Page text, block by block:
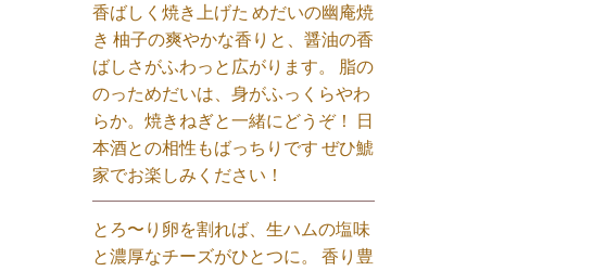
香ばしく焼き上げた めだいの幽庵焼
き 柚子の爽やかな香りと、醤油の香
ばしさがふわっと広がります。 脂の
のっためだいは、身がふっくらやわ
らか。焼きねぎと一緒にどうぞ！ 日
本酒との相性もばっちりです ぜひ鯱
家でお楽しみください！⁡
とろ〜り卵を割れば、生ハムの塩味
と濃厚なチーズがひとつに。 香り豊